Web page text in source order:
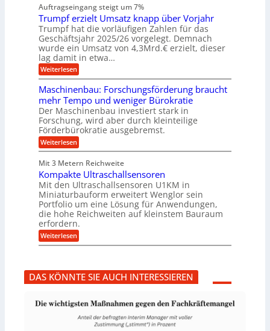
e
n
b
a
u
a
u
f
e
n
f
ü
h
r
u
n
g
e
n
B
S
C
L
w
e
i
t
e
r
e
n
t
w
i
c
k
e
r
t
u
n
g
s
r
e
e
s
H
y
b
r
i
d
-
u
g
e
l
a
g
e
r
Auftragseingang steigt um 7%
Trumpf erzielt Umsatz knapp über Vorjahr
Trumpf hat die vorläufigen Zahlen für das
Geschäftsjahr 2025/26 vorgelegt. Demnach
wurde ein Umsatz von 4,3Mrd.€ erzielt, dieser
lag damit in etwa…
Weiterlesen:
T
u
m
p
f
e
r
z
i
e
t
U
m
s
a
t
z
k
n
p
ü
r
V
o
Maschinenbau: Forschungsförderung braucht
mehr Tempo und weniger Bürokratie
Der Maschinenbau investiert stark in
Forschung, wird aber durch kleinteilige
Förderbürokratie ausgebremst.
Weiterlesen:
M
s
c
h
i
n
e
n
b
a
u
r
s
h
n
Mit 3 Metern Reichweite
Kompakte Ultraschallsensoren
Mit den Ultraschallsensoren U1KM in
Miniaturbauform erweitert Wenglor sein
Portfolio um eine Lösung für Anwendungen,
die hohe Reichweiten auf kleinstem Bauraum
erfordern.
Weiterlesen:
K
p
a
k
e
l
DAS KÖNNTE SIE AUCH INTERESSIEREN